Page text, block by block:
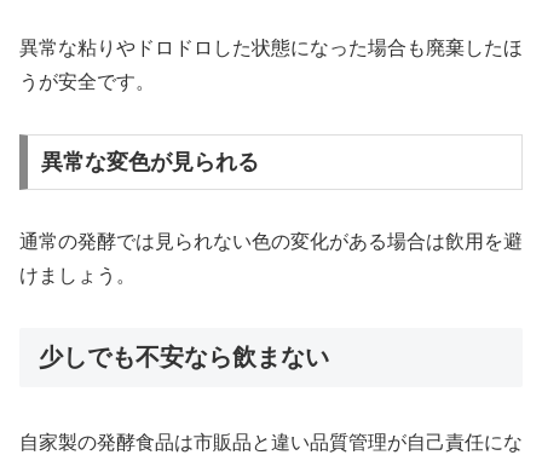
異常な粘りやドロドロした状態になった場合も廃棄したほ
うが安全です。
異常な変色が見られる
通常の発酵では見られない色の変化がある場合は飲用を避
けましょう。
少しでも不安なら飲まない
自家製の発酵食品は市販品と違い品質管理が自己責任にな